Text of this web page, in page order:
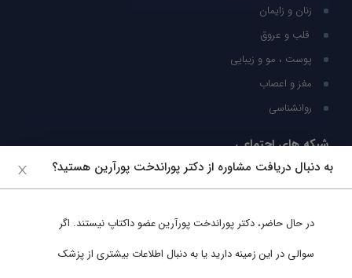
زنان و زایمان
قلب و عروق
پوست ، مو و زیبایی
مغز و اعصاب
روانشناسی
شبکه های اجتماعی
ما را در شبکه های اجتماعی دنبال کنید
به دنبال دریافت مشاوره از دکتر پوراندخت پورآرین هستید؟
در حال حاضر، دکتر پوراندخت پورآرینعضو داکتاپ نیستند. اگر
سوالی در این زمینه دارید یا به دنبال اطلاعات بیشتری از پزشک